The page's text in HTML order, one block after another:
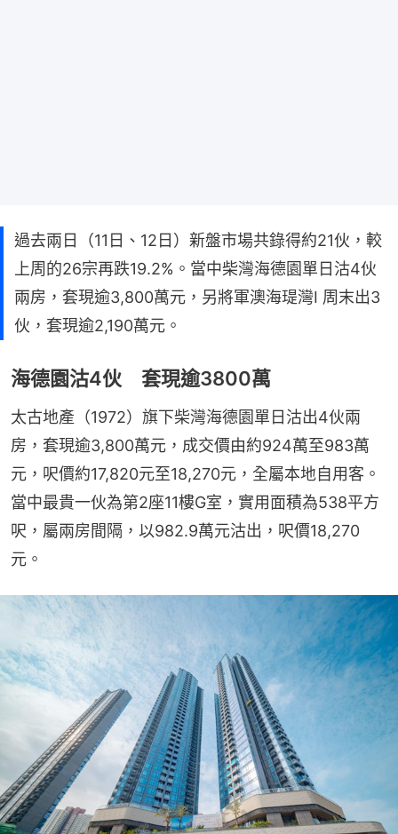
過去兩日（11日、12日）新盤市場共錄得約21伙，較
上周的26宗再跌19.2%。當中柴灣海德園單日沽4伙
兩房，套現逾3,800萬元，另將軍澳海瑅灣I 周末出3
伙，套現逾2,190萬元。
海德園沽4伙 套現逾3800萬
太古地產（1972）旗下柴灣海德園單日沽出4伙兩
房，套現逾3,800萬元，成交價由約924萬至983萬
元，呎價約17,820元至18,270元，全屬本地自用客。
當中最貴一伙為第2座11樓G室，實用面積為538平方
呎，屬兩房間隔，以982.9萬元沽出，呎價18,270
元。